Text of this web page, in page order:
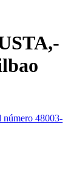
número 48003-